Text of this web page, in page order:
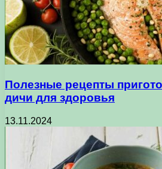
Полезные рецепты
дичи для здоровья
13.11.2024